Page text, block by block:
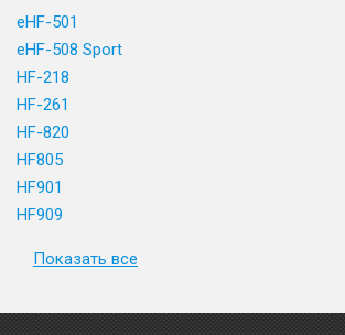
eHF-501
eHF-508 Sport
HF-218
HF-261
HF-820
HF805
HF901
HF909
Показать все